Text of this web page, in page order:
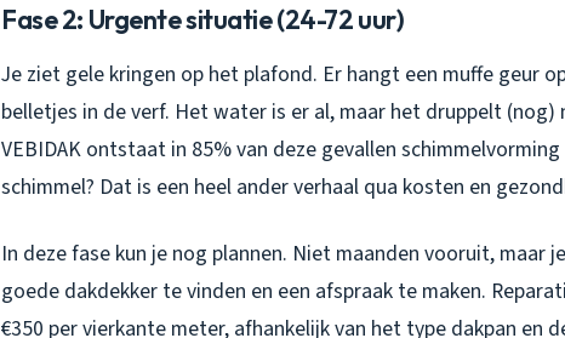
Fase 2: Urgente situatie (24-72 uur)
Je ziet gele kringen op het plafond. Er hangt een muffe geur
belletjes in de verf. Het water is er al, maar het druppelt (nog)
VEBIDAK ontstaat in 85% van deze gevallen
schimmel? Dat is een heel ander verhaal qua kosten en
In deze fase kun je nog plannen. Niet maanden vooruit, maar
goede dakdekker te vinden en een afspraak te maken.
€350 per vierkante meter, afhankelijk van het type dakpan en